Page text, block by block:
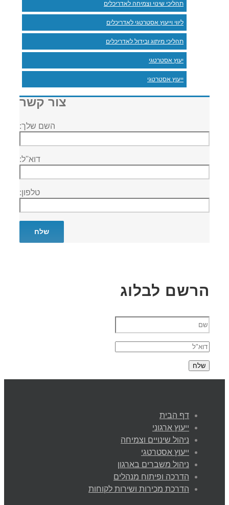
תהליכי שינוי וצמיחה לאדריכלים
ליווי וייעוץ אסטרטגי לאדריכלים
תהליכי מיתוג ובידול לאדריכלים
יעוץ אסטרטגי
ייעוץ אסטרטגי
צור קשר
השם שלך:
דוא''ל:
טלפון:
הרשם לבלוג
דף הבית
ייעוץ ארגוני
ניהול שינויים וצמיחה
ייעוץ אסטרטגי
ניהול משברים בארגון
הדרכה ופיתוח מנהלים
הדרכת מכירות ושירות לקוחות